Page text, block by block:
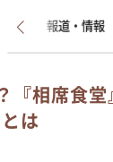
ュー 報道・情報
『相席食
は